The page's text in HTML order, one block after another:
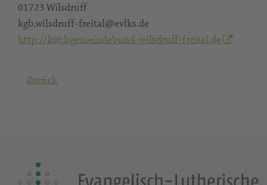
01723 Wilsdruff
kgb.wilsdruff-freital@evlks.de
http://kirchgemeindebund-wilsdruff-freital.de
Zurück